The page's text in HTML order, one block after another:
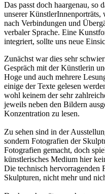
Haralds
Hörtipps
Kunstausflüge
Marc Peschke –
Buchtipps von Uli
Hausbesuche
Frederick D.
Bildergeschichten
Zankel
Kunsttheorie:
Kunst geht weiter.
Das passt doch haargenau, so
unserer
nach Verbindungen und
verbaler Sprache. Eine
integriert, sollte uns neue
Zunächst war dies sehr
Gespräch mit der Künstlerin
Hoge und auch mehrere
einige der Texte gelesen
wohl keinem der sehr
jeweils neben den Bildern
Konzentration zu lesen.
Zu sehen sind in der
sondern Fotografien der
Fotografien gemacht, doch
künstlerisches Medium hier
Die technisch hervorragenden
Skulpturen, nicht mehr und